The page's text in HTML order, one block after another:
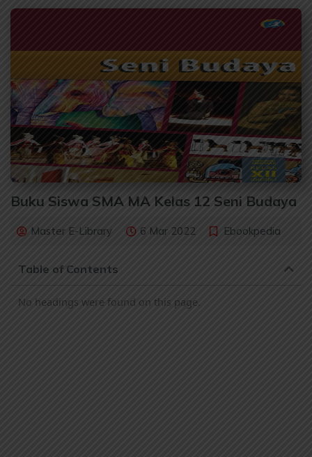
Buku Siswa SMA MA Kelas 12 Seni Budaya
Master E-Library 6 Mar 2022 Ebookpedia
Table of Contents
No headings were found on this page.